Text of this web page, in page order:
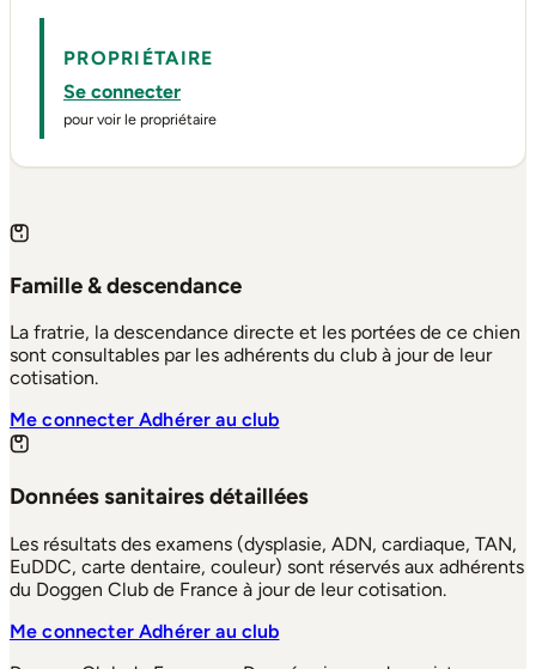
PROPRIÉTAIRE
Se connecter
pour voir le propriétaire
Famille & descendance
La fratrie, la descendance directe et les portées de ce chien
sont consultables par les adhérents du club à jour de leur
cotisation.
Me connecterAdhérer au club
Données sanitaires détaillées
Les résultats des examens (dysplasie, ADN, cardiaque, TAN,
EuDDC, carte dentaire, couleur) sont réservés aux adhérents
du Doggen Club de France à jour de leur cotisation.
Me connecterAdhérer au club